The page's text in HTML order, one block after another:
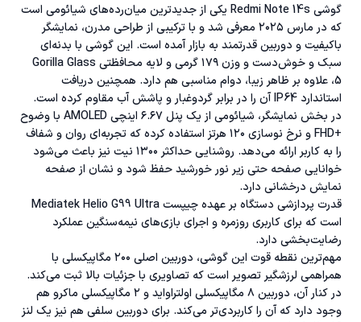
گوشی Redmi Note 14s یکی از جدیدترین میان‌رده‌های شیائومی است
که در مارس ۲۰۲۵ معرفی شد و با ترکیبی از طراحی مدرن، نمایشگر
باکیفیت و دوربین قدرتمند به بازار آمده است. این گوشی با بدنه‌ای
سبک و خوش‌دست و وزن ۱۷۹ گرمی و لایه محافظتی Gorilla Glass
5، علاوه بر ظاهر زیبا، دوام مناسبی هم دارد. همچنین دریافت
استاندارد IP64 آن را در برابر گردوغبار و پاشش آب مقاوم کرده است.
در بخش نمایشگر، شیائومی از یک پنل ۶.۶۷ اینچی AMOLED با وضوح
+FHD و نرخ نوسازی ۱۲۰ هرتز استفاده کرده که تجربه‌ای روان و شفاف
را به کاربر ارائه می‌دهد. روشنایی حداکثر ۱۳۰۰ نیت نیز باعث می‌شود
خوانایی صفحه حتی زیر نور خورشید حفظ شود و نشان از صفحه
نمایش درخشانی دارد.
قدرت پردازشی دستگاه بر عهده چیپست Mediatek Helio G99 Ultra
است که برای کاربری روزمره و اجرای بازی‌های نیمه‌سنگین عملکرد
رضایت‌بخشی دارد.
مهم‌ترین نقطه قوت این گوشی، دوربین اصلی ۲۰۰ مگاپیکسلی با
همراهمی لرزشگیر تصویر است که تصاویری با جزئیات بالا ثبت می‌کند.
در کنار آن، دوربین ۸ مگاپیکسلی اولتراواید و ۲ مگاپیکسلی ماکرو هم
وجود دارد که آن را کاربردی‌تر می‌کند. برای دوربین سلفی هم نیز یک لنز